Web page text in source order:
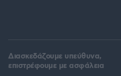
Διασκεδάζουμε υπεύθυνα,
επιστρέφουμε με ασφάλεια